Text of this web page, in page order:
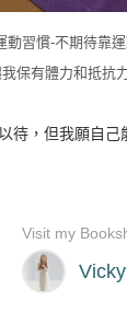
動習慣-不期待靠
保有體力和抵抗
待，但我願自己